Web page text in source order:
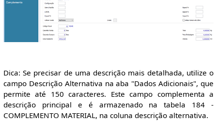
Dica: Se precisar de uma descrição mais detalhada, utilize o
campo Descrição Alternativa na aba "Dados Adicionais", que
permite até 150 caracteres. Este campo complementa a
descrição principal e é armazenado na tabela 184 -
COMPLEMENTO MATERIAL, na coluna descrição alternativa.